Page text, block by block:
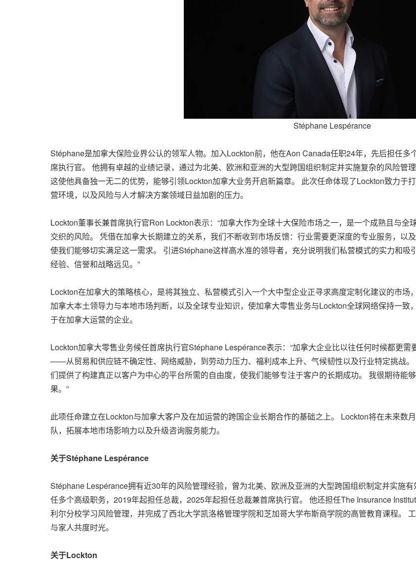
Stéphane Lespérance
Stéphane是加拿大保险业界公认的领军人物。加入Lockton前，他在Aon Canada任职24年，先后担任
席执行官。 他拥有卓越的业绩记录，通过为北美、欧洲和亚洲的大型跨国组织制定并实施复杂的风险管
这使他具备独一无二的优势，能够引领Lockton加拿大业务开启新篇章。 此次任命体现了Lockton致力于
营环境，以及风险与人才解决方案领域日益加剧的压力。
Lockton董事长兼首席执行官Ron Lockton表示：“加拿大作为全球十大保险市场之一，是一个成熟且与
交织的风险。 凭借在加拿大长期建立的关系，我们不断收到市场反馈：行业需要更深度的专业服务，以
使我们能够切实满足这一需求。 引进Stéphane这样高水准的领导者，充分说明我们私营模式的实力和
经验、信誉和战略远见。”
Lockton在加拿大的策略核心，是将其独立、私营模式引入一个大中型企业正寻求高度定制化建议的市
加拿大本土领导力与本地市场判断，以及全球专业知识，使加拿大零售业务与Lockton全球网络保持一
于在加拿大运营的企业。
Lockton加拿大零售业务候任首席执行官Stéphane Lespérance表示：“加拿大企业比以往任何时候都更
——从贸易和供应链不确定性、网络威胁，到劳动力压力、福利成本上升、气候韧性以及行业特定挑战
们提供了构建真正以客户为中心的平台所需的自由度，使我们能够专注于客户的长期成功。 我很期待能
果。”
此项任命建立在Lockton与加拿大客户及在加运营的跨国企业长期合作的基础之上。 Lockton将在未来数
队，拓展本地市场影响力以及升级咨询服务能力。
关于Stéphane Lespérance
Stéphane Lespérance拥有近30年的风险管理经验，曾为北美、欧洲及亚洲的大型跨国组织制定并实施
任多个高级职务，2019年起担任总裁，2025年起担任总裁兼首席执行官。 他还担任The Insurance
利尔分校学习风险管理，并完成了西北大学凯洛格管理学院和芝加哥大学布斯商学院的高管教育课程。
与家人共度时光。
关于Lockton